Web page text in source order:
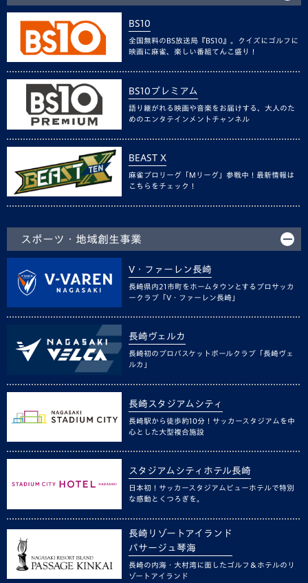
BS10
全国無料のBS放送局『BS10』。クイズにゴルフに
映画に麻雀、楽しい番組てんこ盛り！
BS10プレミアム
語り継がれる映画や音楽をお届けする、大人のた
めのエンタテインメントチャンネル
BEAST X
麻雀プロリーグ「Mリーグ」参戦中！最新情報は
こちらをチェック！
スポーツ・地域創生事業
V・ファーレン長崎
長崎県内21市町をホームタウンとするプロサッカ
ークラブ「V・ファーレン長崎」
長崎ヴェルカ
長崎初のプロバスケットボールクラブ「長崎ヴェ
ルカ」
長崎スタジアムシティ
長崎駅から徒歩約10分！サッカースタジアムを中
心とした大型複合施設
スタジアムシティホテル長崎
日本初！サッカースタジアムビューホテルで特別
な感動とくつろぎを。
長崎リゾートアイランド
パサージュ琴海
長崎の内海・大村湾に面したゴルフ＆ホテルのリ
ゾートアイランド